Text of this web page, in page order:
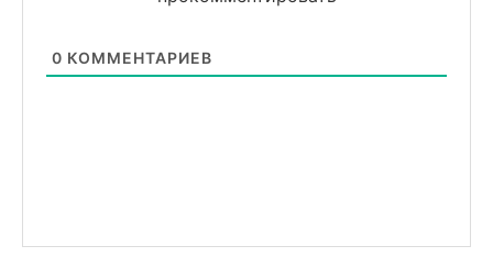
0 КОММЕНТАРИЕВ